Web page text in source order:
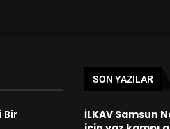
Bir
SON YAZILAR
İLKAV Samsun